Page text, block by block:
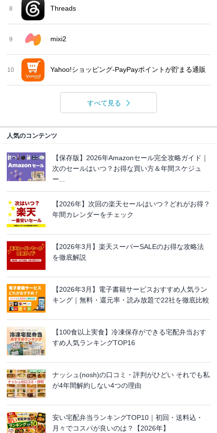
8 Threads
9 mixi2
10 Yahoo!ショッピング-PayPayポイントが貯まる通販
すべて見る
人気のコンテンツ
【保存版】2026年Amazonセール完全攻略ガイド｜
次のセールはいつ？お得な買い方＆年間スケジュ
ー...
【2026年】次回の楽天セールはいつ？どれがお得？
年間カレンダーをチェック
【2026年3月】楽天スーパーSALEのお得な攻略法
を徹底解説
【2026年3月】電子書籍サービスおすすめ人気ラン
キング｜無料・還元率・読み放題で22社を徹底比較
【100食以上実食】冷凍保存ができる宅配弁当おす
すめ人気ランキングTOP16
ナッシュ(nosh)の口コミ・評判がひどい それでも私
が4年間解約しない4つの理由
安い宅配弁当ランキングTOP10｜初回・送料込・
月々でコスパが良いのは？【2026年】